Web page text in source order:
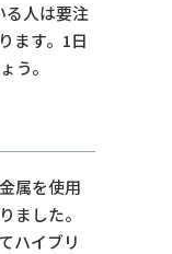
る人は要注
ます。1日
う。
属を使用
ました。
ハイブリ